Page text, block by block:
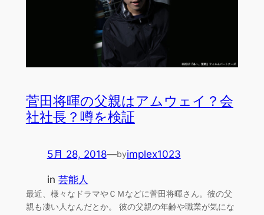
菅田将暉の父親はアムウェイ？会
社社長？噂を検証
5月 28, 2018—byimplex1023
in 芸能人
最近、様々なドラマやＣＭなどに菅田将暉さん。彼の父
親も凄い人なんだとか。 彼の父親の年齢や職業が気にな